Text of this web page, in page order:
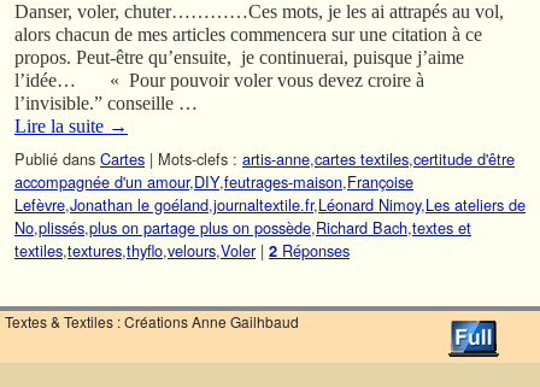
Danser, voler, chuter…………Ces mots, je les ai attrapés au vol,
alors chacun de mes articles commencera sur une citation à ce
propos. Peut-être qu’ensuite, je continuerai, puisque j’aime
l’idée… « Pour pouvoir voler vous devez croire à
l’invisible.” conseille …
Lire la suite →
Publié dans Cartes | Mots-clefs : artis-anne,cartes textiles,certitude d'être
accompagnée d'un amour,DIY,feutrages-maison,Françoise
Lefèvre,Jonathan le goéland,journaltextile.fr,Léonard Nimoy,Les ateliers de
No,plissés,plus on partage plus on possède,Richard Bach,textes et
textiles,textures,thyflo,velours,Voler | 2 Réponses
Textes & Textiles : Créations Anne Gailhbaud